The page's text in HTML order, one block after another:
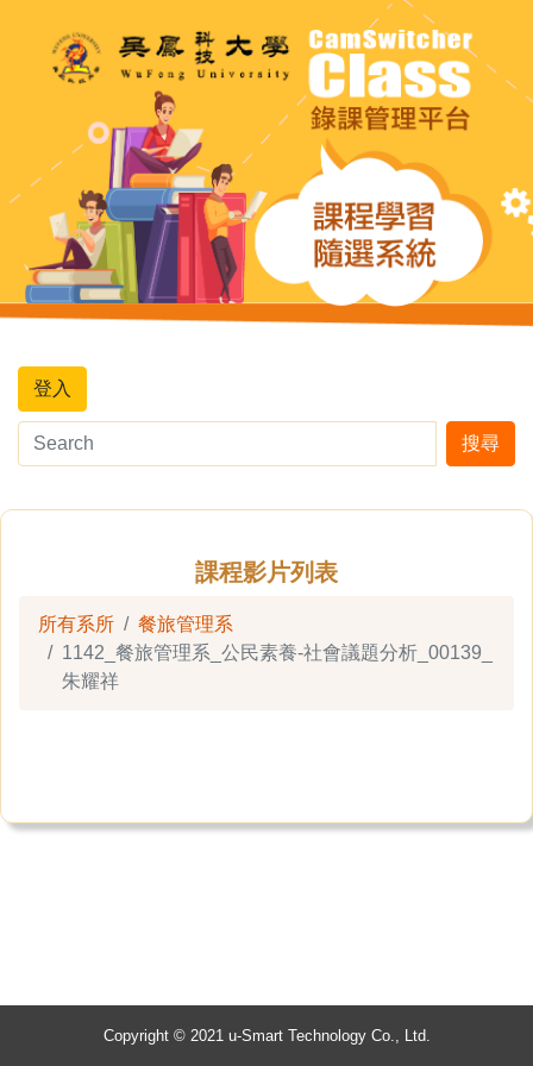
登入
搜尋
課程影片列表
所有系所
餐旅管理系
1142_餐旅管理系_公民素養-社會議題分析_00139_
朱耀祥
Copyright © 2021 u-Smart Technology Co., Ltd.